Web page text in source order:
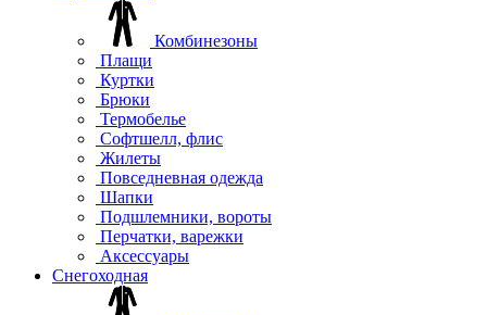
Комбинезоны
Плащи
Куртки
Брюки
Термобелье
Софтшелл, флис
Жилеты
Повседневная одежда
Шапки
Подшлемники, вороты
Перчатки, варежки
Аксессуары
Снегоходная